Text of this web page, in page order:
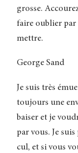
grosse.
faire oublier par
mettre.
George Sand
Je suis très
toujours une
baiser et je
par vous. Je
cul, et si vous